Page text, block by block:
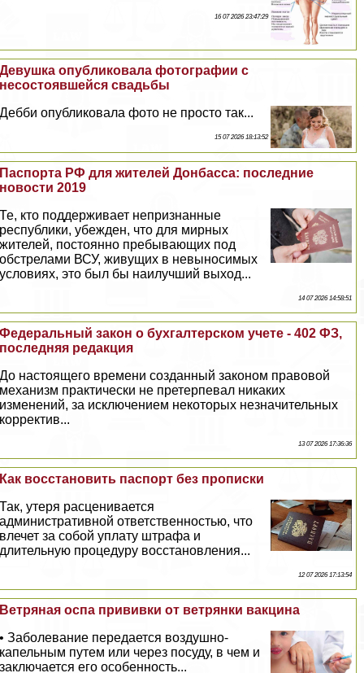
16 07 2026 23:47:29
Дeвyшка опубликовала фотографии с
несостоявшейся свадьбы
Дебби опубликовала фото не просто так...
15 07 2026 18:13:52
Паспорта РФ для жителей Донбасса: последние
новости 2019
Те, кто поддерживает непризнанные
республики, убежден, что для мирных
жителей, постоянно пребывающих под
обстрелами ВСУ, живущих в невыносимых
условиях, это был бы наилучший выход...
14 07 2026 14:58:51
Федеральный закон о бухгалтерском учете - 402 ФЗ,
последняя редакция
До настоящего времени созданный законом правовой
механизм пpaктически не претерпевал никаких
изменений, за исключением некоторых незначительных
корректив...
13 07 2026 17:36:36
Как восстановить паспорт без прописки
Так, утеря расценивается
административной ответственностью, что
влечет за собой уплату штрафа и
длительную процедуру восстановления...
12 07 2026 17:13:54
Ветряная оспа прививки от ветрянки вакцина
• Заболевание передается воздушно-
капельным путем или через посуду, в чем и
заключается его особенность...